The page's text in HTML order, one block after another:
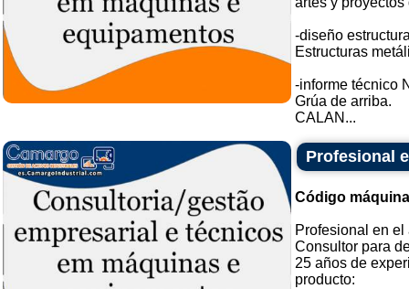
-diseño
Estructuras
-informe técnico
Grúa de arriba.
CALAN...
Profesional
Código
Profesional en
Consultor para
25 años de
producto: